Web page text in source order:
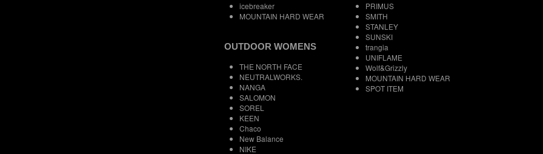
icebreaker
MOUNTAIN HARD WEAR
OUTDOOR WOMENS
THE NORTH FACE
NEUTRALWORKS.
NANGA
SALOMON
SOREL
KEEN
Chaco
New Balance
NIKE
PRIMUS
SMITH
STANLEY
SUNSKI
trangia
UNIFLAME
Wolf&Grizzly
MOUNTAIN HARD WEAR
SPOT ITEM